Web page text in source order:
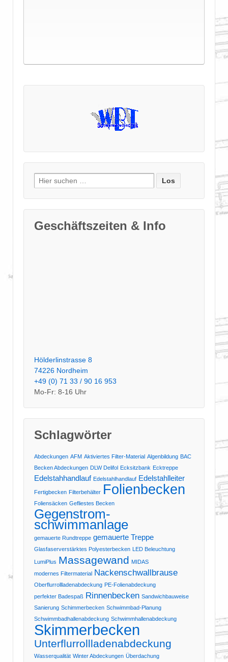
Suche
nach:
Geschäftszeiten & Info
Hölderlinstrasse 8
74226 Nordheim
+49 (0) 71 33 / 90 16 953
Mo-Fr: 8-16 Uhr
Schlagwörter
Abdeckungen AFM Aktiviertes Filter-Material Algenbildung BAC
Becken Abdeckungen DLW Delifol Ecksitzbank Ecktreppe
Edelstahhandlauf Edelstahlhandlauf Edelstahlleiter
Fertigbecken Filterbehälter Folienbecken
Foliensäcken Gefliestes Becken
Gegenstrom-
schwimmanlage
gemauerte Rundtreppe gemauerte Treppe
Glasfaserverstärktes Polyesterbecken LED Beleuchtung
LumiPlus Massagewand MIDAS
modernes Filtermaterial Nackenschwallbrause
Oberflurrollladenabdeckung PE-Folienabdeckung
perfekter Badespaß Rinnenbecken Sandwichbauweise
Sanierung Schimmerbecken Schwimmbad-Planung
Schwimmbadhallenabdeckung Schwimmhallenabdeckung
Skimmerbecken
Unterflurrollladenabdeckung
Wasserqualität Winter Abdeckungen Überdachung